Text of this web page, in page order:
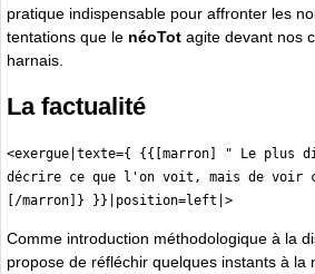
pratique indispensable pour affronter les
tentations que le néoTot agite devant nos
harnais.
La factualité
<exergue|texte={ {{[marron] " Le plus
décrire ce que l'on voit, mais de voir
[/marron]} }}|position=left|>
Comme introduction méthodologique à la
propose de réfléchir quelques instants à la